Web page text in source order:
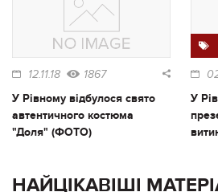
12.11.18 1867
У Рівному відбулося свято
автентичного костюма
"Доля" (ФОТО)
У
НАЙЦІКАВІШІ